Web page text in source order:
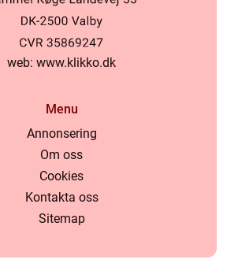
web: www.klikko.dk
Menu
Annonsering
Om oss
Cookies
Kontakta oss
Sitemap